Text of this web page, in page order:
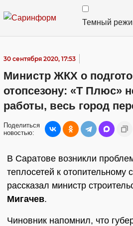
Темный
30 сентября 2020, 17:53
Министр ЖКХ о
отопсезону: «Т Плюс»
работы, весь город
Поделиться
новостью:
В Саратове возникли
теплосетей к отопительному
рассказал министр
Мигачев.
Чиновник напомнил, что